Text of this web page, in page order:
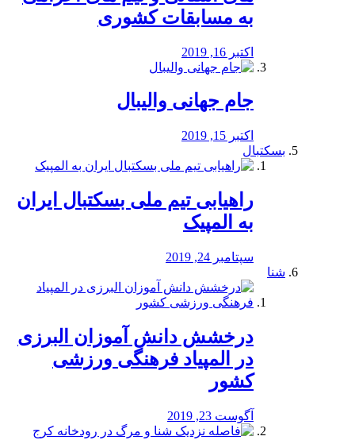
به مسابقات کشوری
اکتبر 16, 2019
جام جهانی والیبال
اکتبر 15, 2019
بسکتبال
راهیابی تیم ملی بسکتبال ایران
به المپیک
سپتامبر 24, 2019
شنا
درخشش دانش آموزان البرزی
در المپیاد فرهنگی ورزشی
کشور
آگوست 23, 2019